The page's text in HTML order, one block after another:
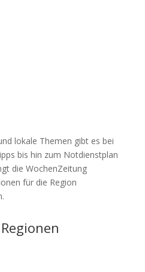
lokale Themen gibt es bei
bis hin zum Notdienstplan
die WochenZeitung
für die Region